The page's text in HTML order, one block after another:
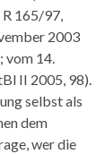
165/97,
2003
vom 14.
II 2005, 98).
selbst als
dem
wer die